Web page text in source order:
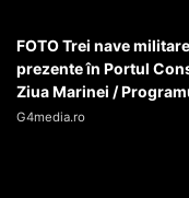
FOTO Trei nave
prezente în Portul
Ziua Marinei /
G4media.ro